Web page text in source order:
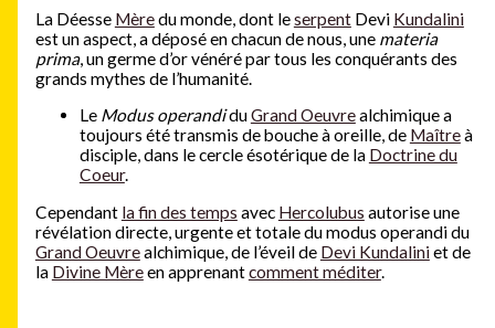
La Déesse Mèredu monde, dont leserpentDevi Kundalini
est un aspect, a déposé en chacun de nous, une materia
prima, un germe d’or vénéré par tous les conquérants des
grands mythes de l’humanité.
Le Modus operandiduGrand Oeuvrealchimique a
toujours été transmis de bouche à oreille, de Maîtreà
disciple, dans le cercle ésotérique de la Doctrine du
Coeur.
Cependant la fin des temps avec Hercolubus autorise une
révélation directe, urgente et totale du modus operandi du
Grand Oeuvrealchimique, de l’éveil de Devi Kundaliniet de
la Divine Mèreen apprenantcomment méditer.